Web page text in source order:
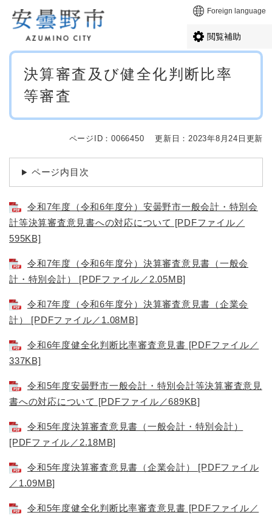
メニューを飛ばして本文へ Foreign language
閲覧補助
本
決算審査及び健全化判断比率
等審査
ページID：0066450 更新日：2023年8月24日更新
ページ内目次
令和7年度（令和6年度分）安曇野市一般会計・特別会
計等決算審査意見書への対応について [PDFファイル／
595KB]
令和7年度（令和6年度分）決算審査意見書（一般会
計・特別会計） [PDFファイル／2.05MB]
令和7年度（令和6年度分）決算審査意見書（企業会
計） [PDFファイル／1.08MB]
令和6年度健全化判断比率審査意見書 [PDFファイル／
337KB]
令和5年度安曇野市一般会計・特別会計等決算審査意見
書への対応について [PDFファイル／689KB]
令和5年度決算審査意見書（一般会計・特別会計）
[PDFファイル／2.18MB]
令和5年度決算審査意見書（企業会計） [PDFファイル
／1.09MB]
令和5年度健全化判断比率審査意見書 [PDFファイル／